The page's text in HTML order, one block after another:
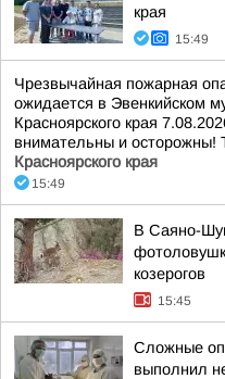
края
15:49
Чрезвычайная пожарная
ожидается в Эвенкийском
Красноярского края
внимательны и осторожны!
Красноярского края
15:49
В Саяно-
козерогов
15:45
Сложные
выполнил